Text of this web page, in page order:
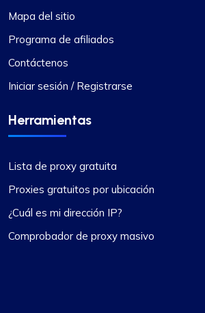
Mapa del sitio
Programa de afiliados
Contáctenos
Iniciar sesión / Registrarse
Herramientas
Lista de proxy gratuita
Proxies gratuitos por ubicación
¿Cuál es mi dirección IP?
Comprobador de proxy masivo